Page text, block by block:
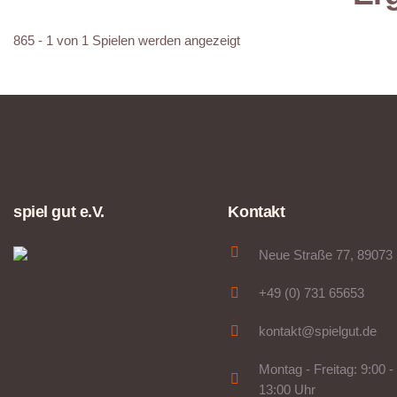
865 - 1 von 1 Spielen werden angezeigt
spiel gut e.V. Kontakt
Neue Straße 77, 89073
+49 (0) 731 65653
kontakt@spielgut.de
Montag - Freitag: 9:00 -
13:00 Uhr